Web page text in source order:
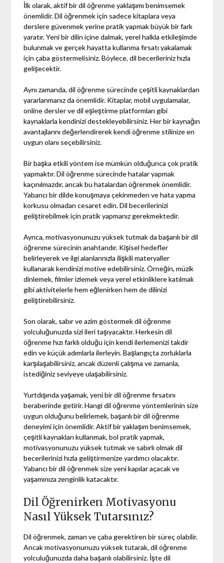
İlk olarak, aktif bir dil öğrenme yaklaşımı benimsemek
önemlidir. Dil öğrenmek için sadece kitaplara veya
derslere güvenmek yerine pratik yapmak büyük bir fark
yaratır. Yeni bir dilin içine dalmak, yerel halkla etkileşimde
bulunmak ve gerçek hayatta kullanma fırsatı yakalamak
için çaba göstermelisiniz. Böylece, dil becerileriniz hızla
gelişecektir.
Aynı zamanda, dil öğrenme sürecinde çeşitli kaynaklardan
yararlanmanız da önemlidir. Kitaplar, mobil uygulamalar,
online dersler ve dil eşleştirme platformları gibi
kaynaklarla kendinizi destekleyebilirsiniz. Her bir kaynağın
avantajlarını değerlendirerek kendi öğrenme stilinize en
uygun olanı seçebilirsiniz.
Bir başka etkili yöntem ise mümkün olduğunca çok pratik
yapmaktır. Dil öğrenme sürecinde hatalar yapmak
kaçınılmazdır, ancak bu hatalardan öğrenmek önemlidir.
Yabancı bir dilde konuşmaya çekinmeden ve hata yapma
korkusu olmadan cesaret edin. Dil becerilerinizi
geliştirebilmek için pratik yapmanız gerekmektedir.
Ayrıca, motivasyonunuzu yüksek tutmak da başarılı bir dil
öğrenme sürecinin anahtarıdır. Kişisel hedefler
belirleyerek ve ilgi alanlarınızla ilişkili materyaller
kullanarak kendinizi motive edebilirsiniz. Örneğin, müzik
dinlemek, filmler izlemek veya yerel etkinliklere katılmak
gibi aktivitelerle hem eğlenirken hem de dilinizi
geliştirebilirsiniz.
Son olarak, sabır ve azim göstermek dil öğrenme
yolculuğunuzda sizi ileri taşıyacaktır. Herkesin dil
öğrenme hızı farklı olduğu için kendi ilerlemenizi takdir
edin ve küçük adımlarla ilerleyin. Başlangıçta zorluklarla
karşılaşabilirsiniz, ancak düzenli çalışma ve zamanla,
istediğiniz seviyeye ulaşabilirsiniz.
Yurtdışında yaşamak, yeni bir dil öğrenme fırsatını
beraberinde getirir. Hangi dil öğrenme yöntemlerinin size
uygun olduğunu belirlemek, başarılı bir dil öğrenme
deneyimi için önemlidir. Aktif bir yaklaşım benimsemek,
çeşitli kaynakları kullanmak, bol pratik yapmak,
motivasyonunuzu yüksek tutmak ve sabırlı olmak dil
becerilerinizi hızla geliştirmenize yardımcı olacaktır.
Yabancı bir dil öğrenmek size yeni kapılar açacak ve
yaşamınıza zenginlik katacaktır.
Dil Öğrenirken Motivasyonu
Nasıl Yüksek Tutarsınız?
Dil öğrenmek, zaman ve çaba gerektiren bir süreç olabilir.
Ancak motivasyonunuzu yüksek tutarak, dil öğrenme
yolculuğunuzda daha başarılı olabilirsiniz. İşte dil